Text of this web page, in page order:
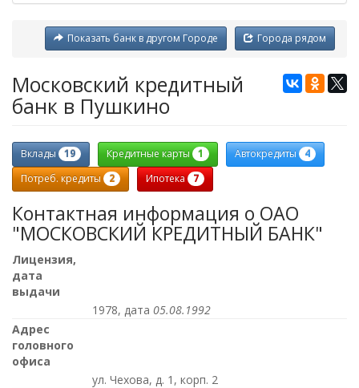
Города рядом
Показать банк в другом Городе
Московский кредитный
банк в Пушкино
Вклады 19 Кредитные карты 1 Автокредиты 4
Потреб. кредиты 2 Ипотека 7
Контактная информация о ОАО
"МОСКОВСКИЙ КРЕДИТНЫЙ БАНК"
Лицензия,
дата
выдачи
1978, дата 05.08.1992
Адрес
головного
офиса
ул. Чехова, д. 1, корп. 2